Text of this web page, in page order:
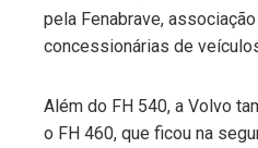
pela Fenabrave,
concessionárias de
Além do FH 540, a Volvo
o FH 460, que ficou na